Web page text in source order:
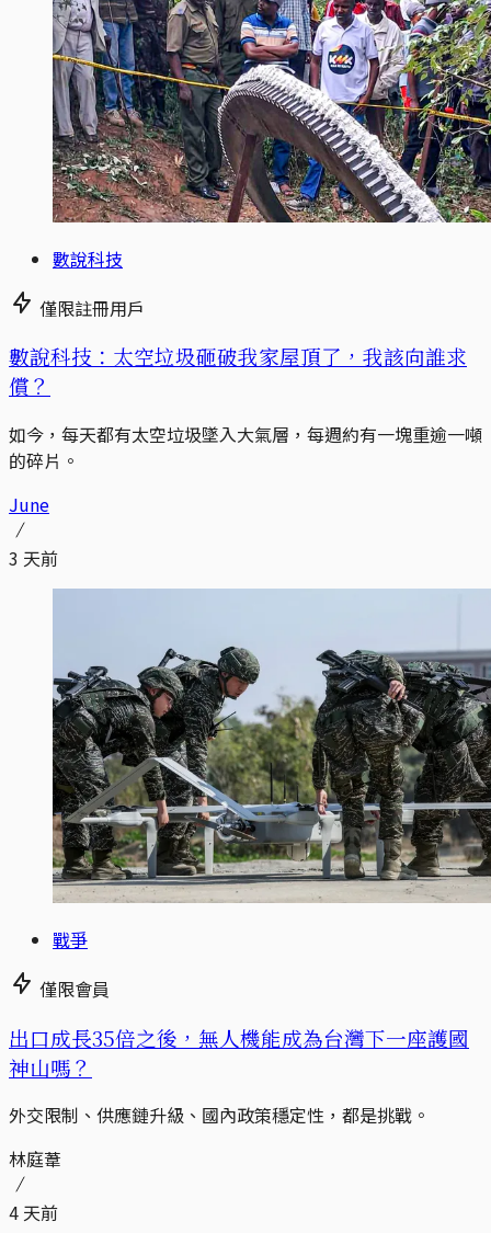
數說科技
僅限註冊用戶
數說科技：太空垃圾砸破我家屋頂了，我該向誰求
償？
如今，每天都有太空垃圾墜入大氣層，每週約有一塊重逾一噸
的碎片。
June
3 天前
戰爭
僅限會員
出口成長35倍之後，無人機能成為台灣下一座護國
神山嗎？
外交限制、供應鏈升級、國內政策穩定性，都是挑戰。
林庭葦
4 天前